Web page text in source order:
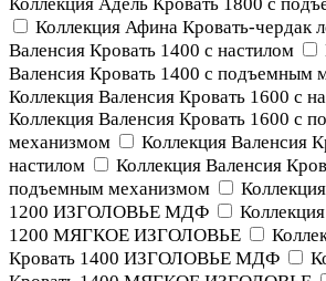
Коллекция Адель Кровать 1800 с
Коллекция Афина Кровать-чердак
Валенсия Кровать 1400 с настилом
Валенсия Кровать 1400 с подъемным
Коллекция Валенсия Кровать 1600 с
Коллекция Валенсия Кровать 1600 с
механизмом
Коллекция Валенсия
настилом
Коллекция Валенсия
подъемным механизмом
1200 ИЗГОЛОВЬЕ МДФ
1200 МЯГКОЕ ИЗГОЛОВЬЕ
Кровать 1400 ИЗГОЛОВЬЕ МДФ